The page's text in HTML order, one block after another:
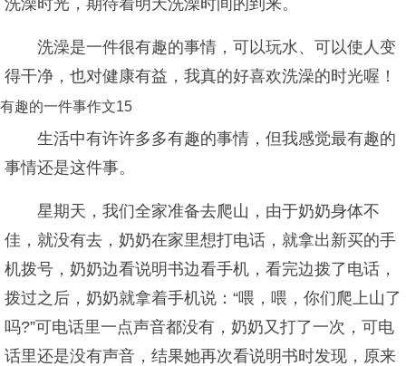
洗澡时光，期待着明天洗澡时间的到来。
洗澡是一件很有趣的事情，可以玩水、可以使人变
得干净，也对健康有益，我真的好喜欢洗澡的时光喔！
有趣的一件事作文15
生活中有许许多多有趣的事情，但我感觉最有趣的
事情还是这件事。
星期天，我们全家准备去爬山，由于奶奶身体不
佳，就没有去，奶奶在家里想打电话，就拿出新买的手
机拨号，奶奶边看说明书边看手机，看完边拨了电话，
拨过之后，奶奶就拿着手机说：“喂，喂，你们爬上山了
吗?”可电话里一点声音都没有，奶奶又打了一次，可电
话里还是没有声音，结果她再次看说明书时发现，原来